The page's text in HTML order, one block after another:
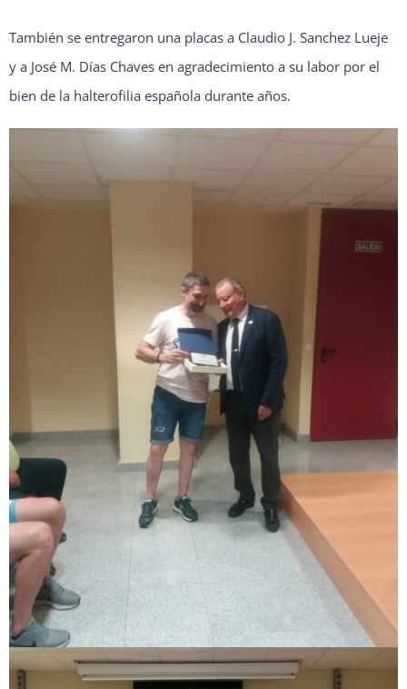
También se entregaron una placas a Claudio J. Sanchez Lueje
y a José M. Días Chaves en agradecimiento a su labor por el
bien de la halterofilia española durante años.